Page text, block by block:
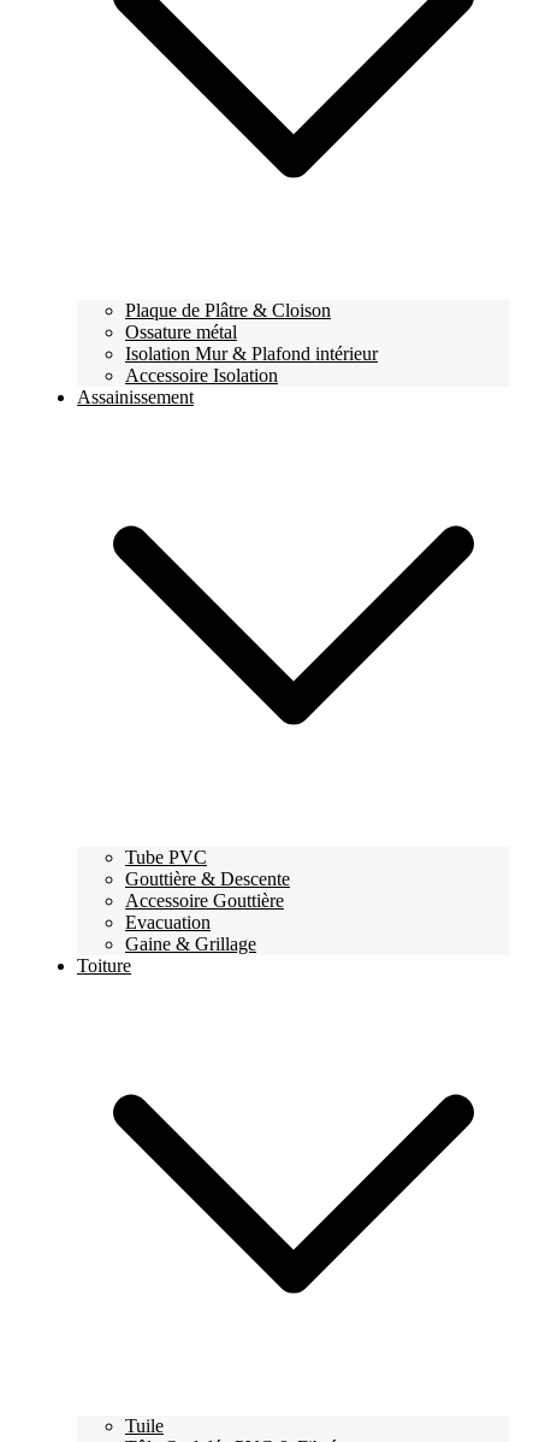
Plaque de Plâtre & Cloison
Ossature métal
Isolation Mur & Plafond intérieur
Accessoire Isolation
Assainissement
Tube PVC
Gouttière & Descente
Accessoire Gouttière
Evacuation
Gaine & Grillage
Toiture
Tuile